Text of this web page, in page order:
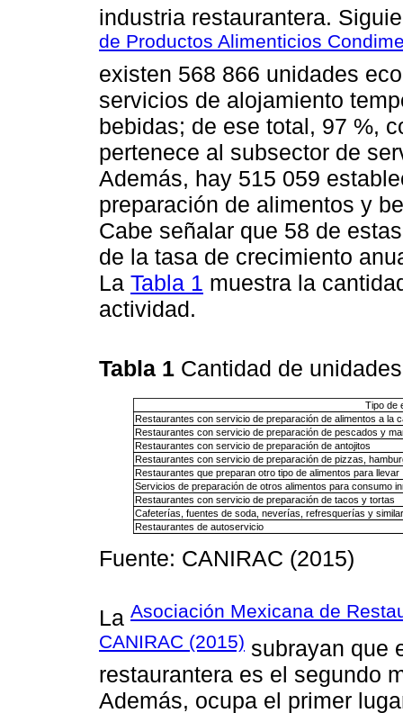
industria restaurantera.
de Productos Alimenticios
existen 568 866 unidades
servicios de alojamiento
bebidas; de ese total, 97 %,
pertenece al subsector de
Además, hay 515 059
preparación de alimentos y
Cabe señalar que 58 de
de la tasa de crecimiento
La Tabla 1 muestra la
actividad.
Tabla 1 Cantidad de
Tipo de
Restaurantes con servicio de preparación de alimentos a la
Restaurantes con servicio de preparación de pescados y
Restaurantes con servicio de preparación de antojitos
Restaurantes con servicio de preparación de pizzas,
Restaurantes que preparan otro tipo de alimentos para llevar
Servicios de preparación de otros alimentos para consumo
Restaurantes con servicio de preparación de tacos y tortas
Cafeterías, fuentes de soda, neverías, refresquerías y
Restaurantes de autoservicio
Fuente: CANIRAC (2015)
La Asociación Mexicana de
CANIRAC (2015) subrayan que
restaurantera es el segundo
Además, ocupa el primer